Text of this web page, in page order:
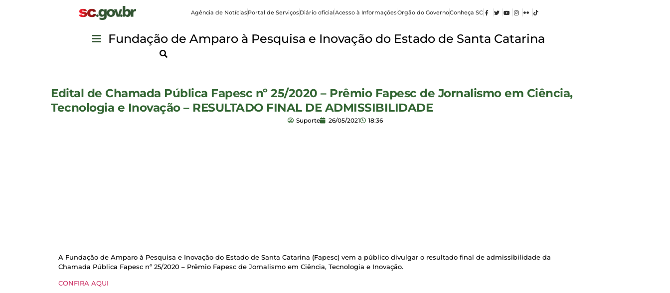
Agência de NotíciasPortal de ServiçosDiário oficialAcesso à InformaçõesOrgão do GovernoConheça SC
Fundação de Amparo à Pesquisa e Inovação do Estado de Santa Catarina
Edital de Chamada Pública Fapesc nº 25/2020 – Prêmio Fapesc de Jornalismo em Ciência,
Tecnologia e Inovação – RESULTADO FINAL DE ADMISSIBILIDADE
Suporte 26/05/2021 18:36
A Fundação de Amparo à Pesquisa e Inovação do Estado de Santa Catarina (Fapesc) vem a público divulgar o resultado final de admissibilidade da
Chamada Pública Fapesc nº 25/2020 – Prêmio Fapesc de Jornalismo em Ciência, Tecnologia e Inovação.
CONFIRA AQUI